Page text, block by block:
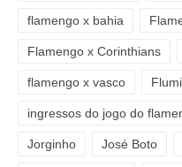
flamengo x bahia
Flamengo x Corinthians
flamengo x vasco
ingressos do jogo do
Jorginho José Boto